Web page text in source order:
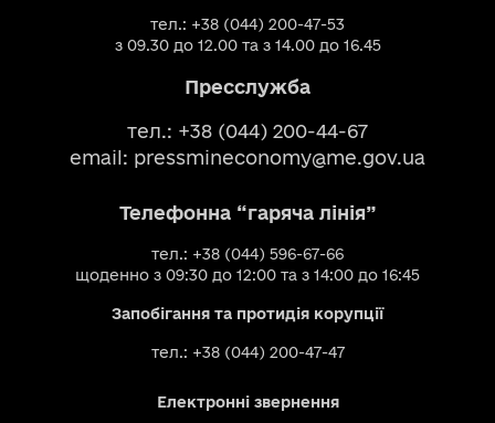
тел.: +38 (044) 200-47-53
з 09.30 до 12.00 та з 14.00 до 16.45
Пресслужба
тел.: +38 (044) 200-44-67
email: pressmineconomy@me.gov.ua
Телефонна “гаряча лінія”
тел.: +38 (044) 596-67-66
щоденно з 09:30 до 12:00 та з 14:00 до 16:45
Запобігання та протидія корупції
тел.: +38 (044) 200-47-47
Електронні звернення